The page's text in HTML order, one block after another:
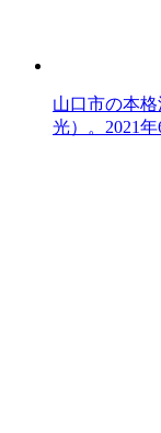
山口市の本
光）。 2021年